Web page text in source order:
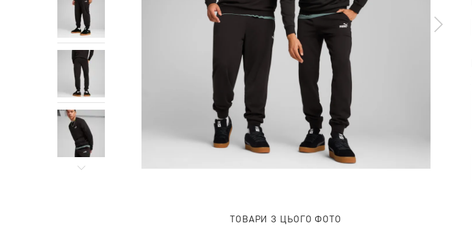
ТОВАРИ З ЦЬОГО ФОТО